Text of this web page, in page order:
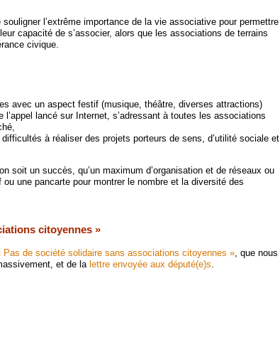
l’extrême importance de la vie associative pour permettre
capacité de s’associer, alors que les associations de terrains
civique.
avec un aspect festif (musique, théâtre, diverses attractions)
lancé sur Internet, s’adressant à toutes les associations
à réaliser des projets porteurs de sens, d’utilité sociale et
soit un succès, qu’un maximum d’organisation et de réseaux ou
une pancarte pour montrer le nombre et la diversité des
citoyennes »
Pas de société solidaire sans associations citoyennes », que nous
et de la lettre envoyée aux député(e)s.